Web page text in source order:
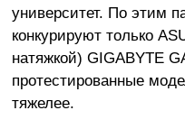
университет. По этим
конкурируют только
натяжкой) GIGABYTE
протестированные
тяжелее.